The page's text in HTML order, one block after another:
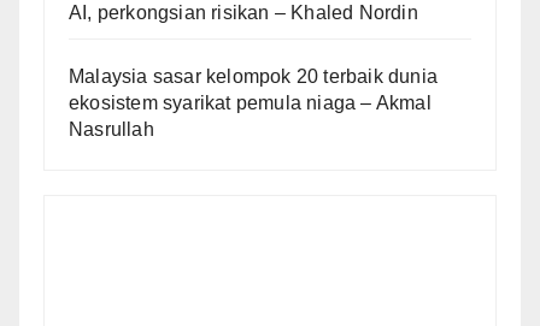
AI, perkongsian risikan – Khaled Nordin
Malaysia sasar kelompok 20 terbaik dunia
ekosistem syarikat pemula niaga – Akmal
Nasrullah